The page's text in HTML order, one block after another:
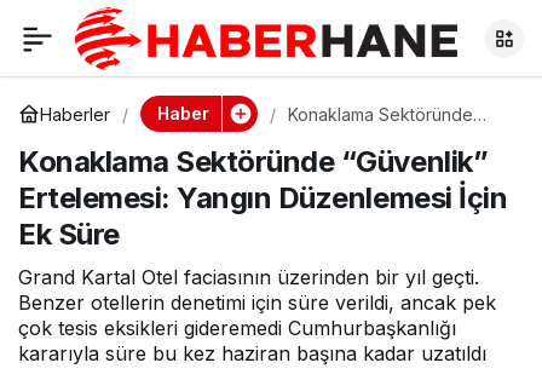
Haberler Haber
Konaklama Sektöründe
Yangın Düzenlemesi İçin Ek
Süre
Konaklama Sektöründe “Güvenlik”
Ertelemesi: Yangın Düzenlemesi İçin
Ek Süre
Grand Kartal Otel faciasının üzerinden bir yıl geçti.
Benzer otellerin denetimi için süre verildi, ancak pek
çok tesis eksikleri gideremedi Cumhurbaşkanlığı
kararıyla süre bu kez haziran başına kadar uzatıldı
Konaklama
Sektöründe
“Güvenlik”
Ertelemesi: Yangın
Düzenlemesi İçin Ek
Süre